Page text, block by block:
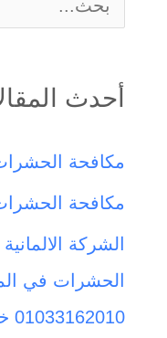
ب
ث
ن
:
أحدث
مكافحة
مكافحة
الشركة
الحشرات في
01033162010 خصم 75%